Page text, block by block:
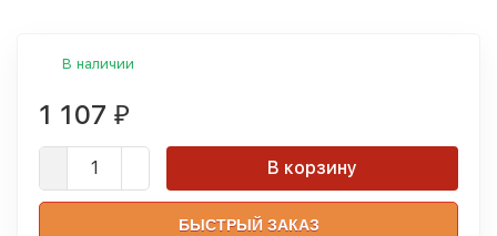
В наличии
1 107 ₽
В корзину
БЫСТРЫЙ ЗАКАЗ